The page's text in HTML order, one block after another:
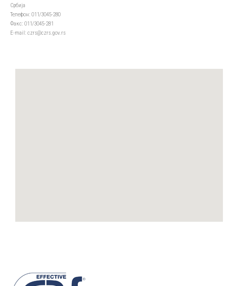
Србија
Телефон: 011/3045-280
Факс: 011/3045-281
Е-mail: czrs@czrs.gov.rs